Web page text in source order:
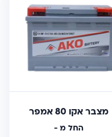
מצבר אקו 80 אמפר
החל מ -